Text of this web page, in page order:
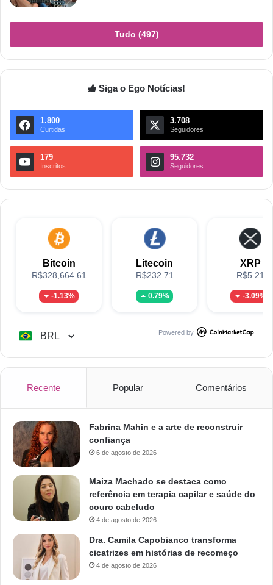
Tudo (497)
Siga o Ego Notícias!
1.800
Curtidas
3.708
Seguidores
179
Inscritos
95.732
Seguidores
Bitcoin
R$328,664.61
-1.13%
Litecoin
R$232.71
0.79%
XRP
R$5.21
-3.09%
Powered by
Recente Popular Comentários
Fabrina Mahin e a arte de reconstruir
confiança
6 de agosto de 2026
Maiza Machado se destaca como
referência em terapia capilar e saúde do
couro cabeludo
4 de agosto de 2026
Dra. Camila Capobianco transforma
cicatrizes em histórias de recomeço
4 de agosto de 2026